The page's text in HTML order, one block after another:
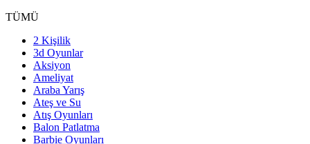
TÜMÜ
2 Kişilik
3d Oyunlar
Aksiyon
Ameliyat
Araba Yarış
Ateş ve Su
Atış Oyunları
Balon Patlatma
Barbie Oyunları